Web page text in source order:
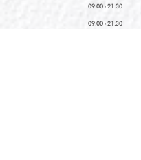
09:00 - 21:30
09:00 - 21:30